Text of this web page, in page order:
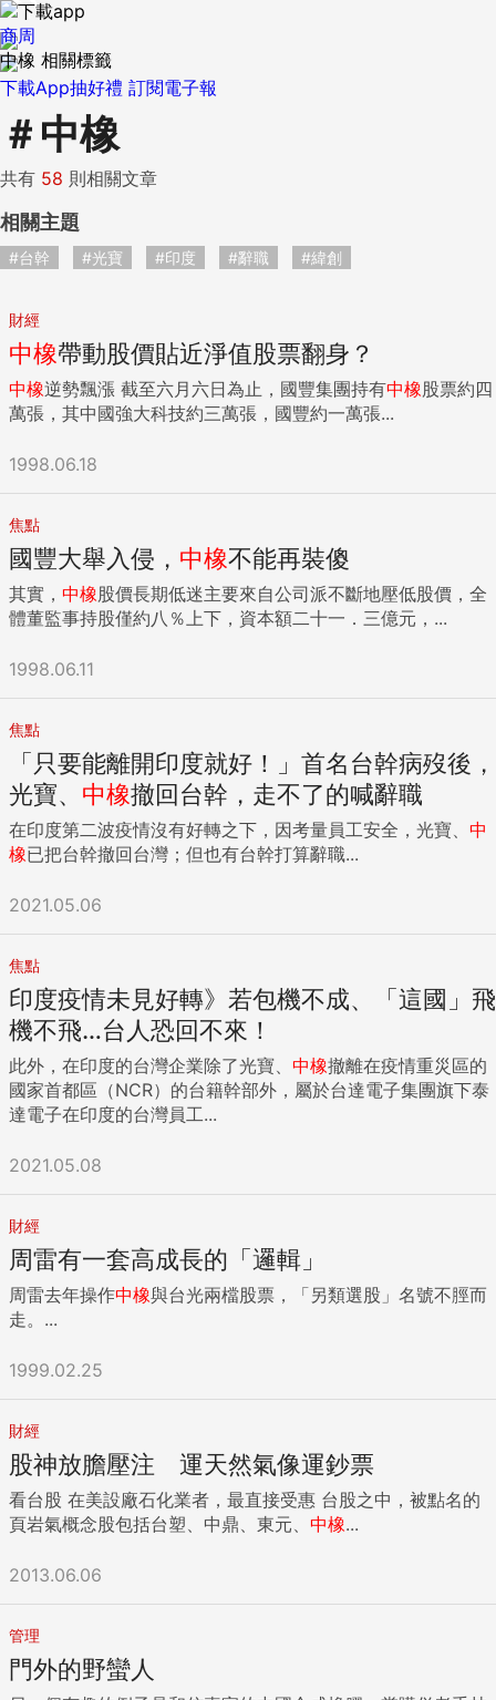
下載App抽好禮 訂閱電子報
商周
中橡 相關標籤
＃ 中橡
共有 58 則相關文章
相關主題
#台幹 #光寶 #印度 #辭職 #緯創
財經
中橡帶動股價貼近淨值股票翻身？
中橡 逆勢飄漲 截至六月六日為止，國豐集團持有中橡股票約四
萬張，其中國強大科技約三萬張，國豐約一萬張...
1998.06.18
焦點
國豐大舉入侵， 中橡不能再裝傻
其實， 中橡股價長期低迷主要來自公司派不斷地壓低股價，全
體董監事持股僅約八％上下，資本額二十一．三億元，...
1998.06.11
焦點
「只要能離開印度就好！」首名台幹病歿後，
光寶、 中橡撤回台幹，走不了的喊辭職
在印度第二波疫情沒有好轉之下，因考量員工安全，光寶、 中
橡已把台幹撤回台灣；但也有台幹打算辭職...
2021.05.06
焦點
印度疫情未見好轉》若包機不成、「這國」飛
機不飛…台人恐回不來！
此外，在印度的台灣企業除了光寶、 中橡撤離在疫情重災區的
國家首都區（NCR）的台籍幹部外，屬於台達電子集團旗下泰
達電子在印度的台灣員工...
2021.05.08
財經
周雷有一套高成長的「邏輯」
周雷去年操作中橡與台光兩檔股票，「另類選股」名號不脛而
走。...
1999.02.25
財經
股神放膽壓注 運天然氣像運鈔票
看台股 在美設廠石化業者，最直接受惠 台股之中，被點名的
頁岩氣概念股包括台塑、中鼎、東元、 中橡...
2013.06.06
管理
門外的野蠻人